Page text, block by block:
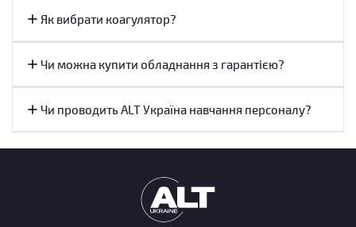
активного електрода через тканини пацієнта до нейтрального
електрода, що дозволяє ефективно працювати на великих операційних
ділянках.
Перевагами технології є універсальність, широкий спектр режимів,
висока швидкість розсічення тканин і можливість використання в
У біполярному режимі електричний струм проходить лише між двома
електродами інструмента. Такий підхід забезпечує підвищену точність
впливу та кращий контроль енергії.
Як вибрати коагулятор?
Чи можна купити обладнання з гарантією?
Чи проводить ALT Україна навчання персоналу?